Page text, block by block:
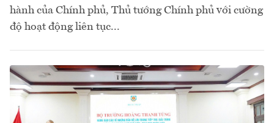
hành của Chính phủ, Thủ tướng Chính phủ với cường
độ hoạt động liên tục...